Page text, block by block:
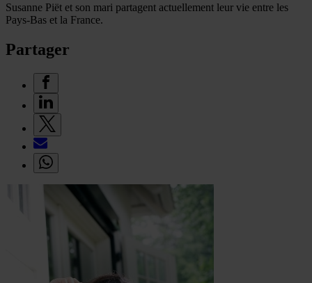
Susanne Piët et son mari partagent actuellement leur vie entre les
Pays-Bas et la France.
Partager